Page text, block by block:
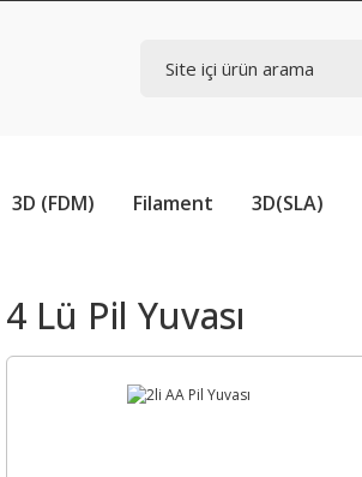
3D (FDM) Filament 3D(SLA)
4 Lü Pil Yuvası